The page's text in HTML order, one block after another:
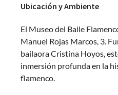
Ubicación y Ambiente
El Museo del Baile
Manuel Rojas Marcos, 3.
bailaora Cristina Hoyos,
inmersión profunda en la
flamenco.